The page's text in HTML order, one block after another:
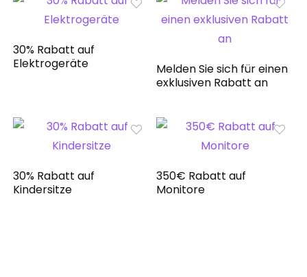
30% Rabatt auf
Elektrogeräte
Melden Sie sich für einen
exklusiven Rabatt an
30% Rabatt auf
Kindersitze
350€ Rabatt auf
Monitore